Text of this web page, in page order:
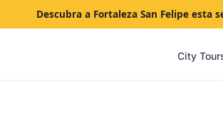
Descubra a Fortaleza San Felipe
City